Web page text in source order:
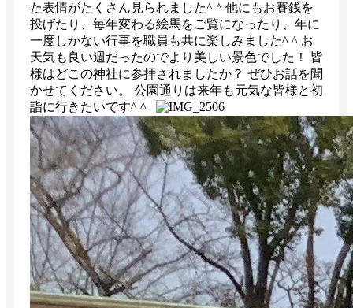
た表情がたくさん見られました^ ^ 他にもお賽銭を
投げたり、毎年変わる絵馬をご覧になったり、年に
一度しかない行事を職員も共に楽しみました^ ^ お
天気も良い週だったのでより美しい景色でした！ 皆
様はどこの神社に参拝されましたか？ ぜひお話を聞
かせてください。 公園通りは来年も元気な皆様と初
詣に行きたいです^ ^